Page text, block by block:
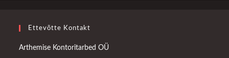
Ettevõtte Kontakt
Arthemise Kontoritarbed OÜ